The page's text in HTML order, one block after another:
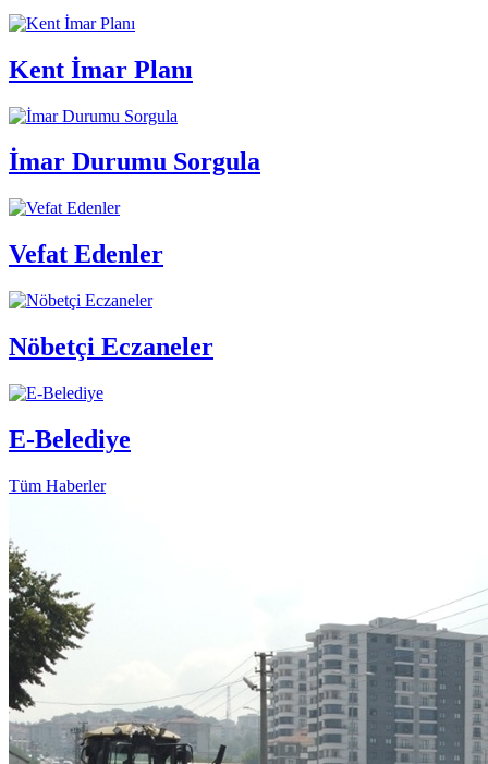
Kent İmar Planı
İmar Durumu Sorgula
Vefat Edenler
Nöbetçi Eczaneler
E-Belediye
Tüm Haberler